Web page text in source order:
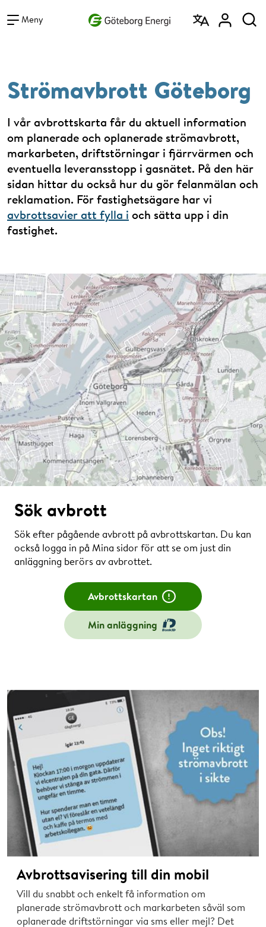
Meny
Strömavbrott Göteborg
I vår avbrottskarta får du aktuell information
om planerade och oplanerade strömavbrott,
markarbeten, driftstörningar i fjärrvärmen och
eventuella leveransstopp i gasnätet. På den här
sidan hittar du också hur du gör felanmälan och
reklamation. För fastighetsägare har vi
avbrottsavier att fylla i och sätta upp i din
fastighet.
Sök avbrott
Sök efter pågående avbrott på avbrottskartan. Du kan
också logga in på Mina sidor för att se om just din
anläggning berörs av avbrottet.
Avbrottskartan
Min anläggning
Avbrottsavisering till din mobil
Vill du snabbt och enkelt få information om
planerade strömavbrott och markarbeten såväl som
oplanerade driftstörningar via sms eller mejl? Det